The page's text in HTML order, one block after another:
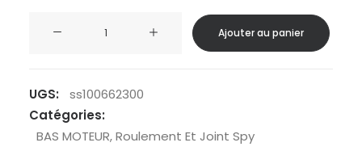
Ø20x42/43x8/9
Ajouter au panier
UGS:
ss100662300
Catégories:
BAS MOTEUR,Roulement Et Joint Spy